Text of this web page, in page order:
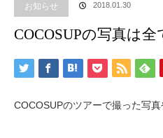
お知らせ 2018.01.30
COCOSUPの写真は
COCOSUPのツアーで撮った写真